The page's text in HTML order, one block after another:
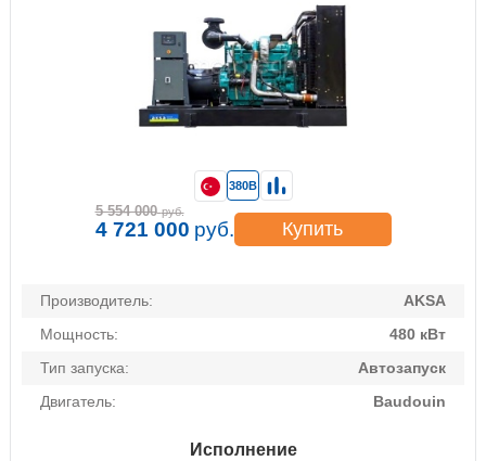
Производитель:
AKSA
Мощность:
480 кВт
Тип запуска:
Автозапуск
Двигатель:
Baudouin
Исполнение
380В
5 554 000 руб.
4 721 000 руб. Купить